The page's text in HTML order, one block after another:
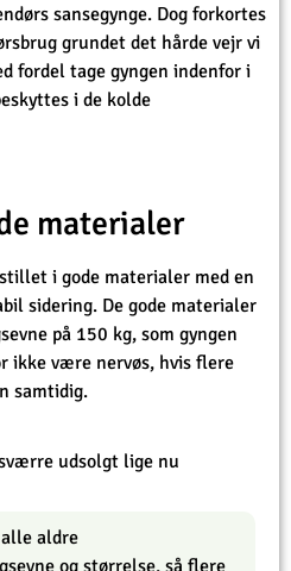
sansegynge. Dog forkortes
grundet det hårde vejr vi
fordel tage gyngen indenfor i
i de kolde
materialer
i gode materialer med en
sidering. De gode materialer
på 150 kg, som gyngen
ikke være nervøs, hvis flere
samtidig.
udsolgt lige nu
aldre
og størrelse, så flere